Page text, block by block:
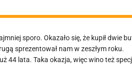
sporo. Okazało się, że kupił dwie
sprezentował nam w zeszłym roku.
44 lata. Taka okazja, więc wino też